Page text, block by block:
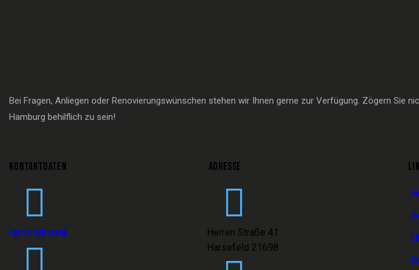
Bei Fragen, Anliegen oder Renovierungswünschen stehen wir Ihnen gerne zur Verfügung. Zögern Sie
Hamburg behilflich zu sein!
KONTAKTDATEN
+49176-228 733 86
ADRESSE
Herren Straße 41
Harsefeld 21698